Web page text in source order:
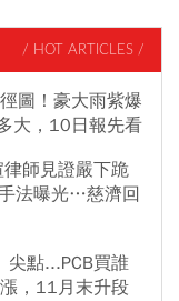
/ HOT ARTICLES /
圖！豪大雨紫爆
大，10日報先看
師見證嚴下跪
法曝光…慈濟回
尖點...PCB買誰
，11月末升段